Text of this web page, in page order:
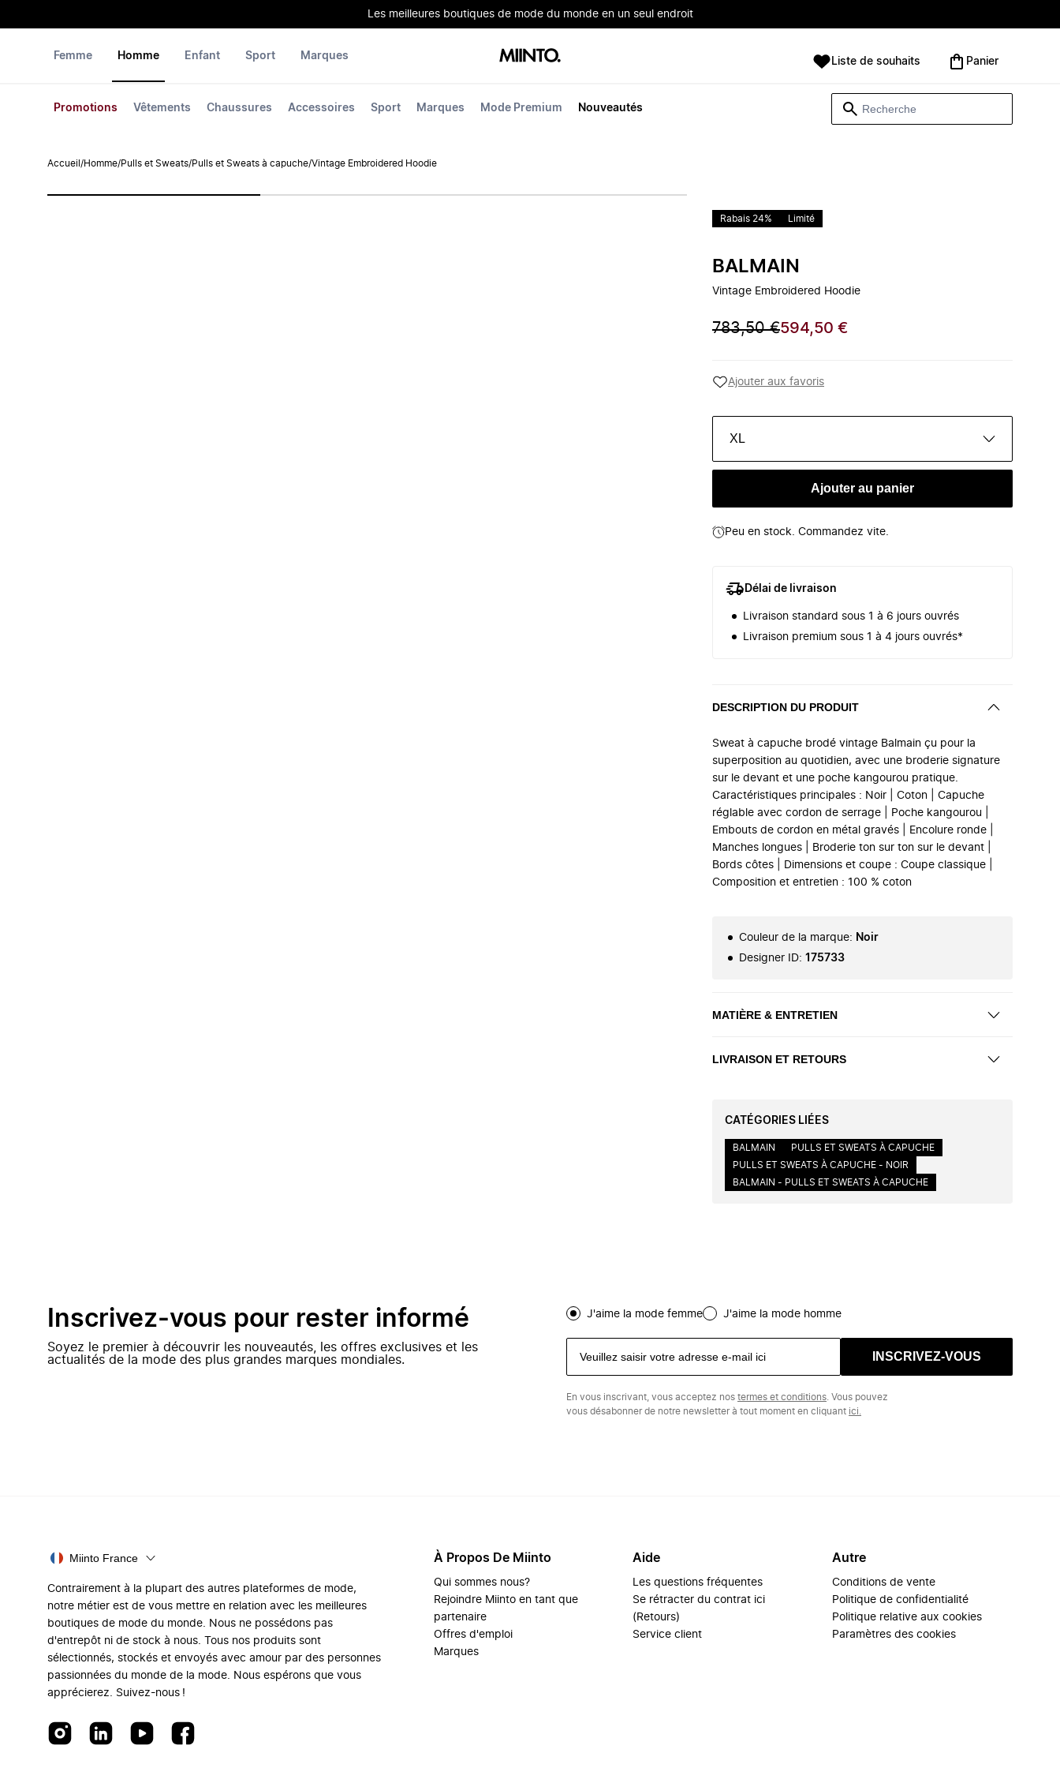
Les meilleures boutiques de mode du monde en un seul endroit
Femme Homme
Promotions Vêtements Chaussures Accessoires Sport Marques Mode Premium Nouveautés
Enfant Sport Marques Liste de souhaits Panier
Accueil /Homme/Pulls et Sweats/Pulls et Sweats à capuche/Vintage Embroidered Hoodie
Rabais 24% Limité
BALMAIN
Vintage Embroidered Hoodie
783,50 €594,50 €
Ajouter aux favoris
XL
Ajouter au panier
Peu en stock. Commandez vite.
Délai de livraison
Livraison standard sous 1 à 6 jours ouvrés
Livraison premium sous 1 à 4 jours ouvrés*
DESCRIPTION DU PRODUIT
Sweat à capuche brodé vintage Balmain çu pour la
superposition au quotidien, avec une broderie signature
sur le devant et une poche kangourou pratique.
Caractéristiques principales : Noir | Coton | Capuche
réglable avec cordon de serrage | Poche kangourou |
Embouts de cordon en métal gravés | Encolure ronde |
Manches longues | Broderie ton sur ton sur le devant |
Bords côtes | Dimensions et coupe : Coupe classique |
Composition et entretien : 100 % coton
Couleur de la marque: Noir
Designer ID: 175733
MATIÈRE & ENTRETIEN
LIVRAISON ET RETOURS
CATÉGORIES LIÉES
BALMAIN
PULLS ET SWEATS À CAPUCHE
PULLS ET SWEATS À CAPUCHE - NOIR
BALMAIN - PULLS ET SWEATS À CAPUCHE
Inscrivez-vous pour rester informé
Soyez le premier à découvrir les nouveautés, les offres exclusives et les
actualités de la mode des plus grandes marques mondiales.
J'aime la mode femme J'aime la mode homme
INSCRIVEZ-VOUS
En vous inscrivant, vous acceptez nos termes et conditions . Vous pouvez
vous désabonner de notre newsletter à tout moment en cliquant ici.
Miinto France
Contrairement à la plupart des autres plateformes de mode,
notre métier est de vous mettre en relation avec les meilleures
boutiques de mode du monde. Nous ne possédons pas
d'entrepôt ni de stock à nous. Tous nos produits sont
sélectionnés, stockés et envoyés avec amour par des personnes
passionnées du monde de la mode. Nous espérons que vous
apprécierez. Suivez-nous !
À Propos De Miinto
Qui sommes nous?
Rejoindre Miinto en tant que
partenaire
Offres d'emploi
Marques
Aide
Les questions fréquentes
Se rétracter du contrat ici
(Retours)
Service client
Autre
Conditions de vente
Politique de confidentialité
Politique relative aux cookies
Paramètres des cookies